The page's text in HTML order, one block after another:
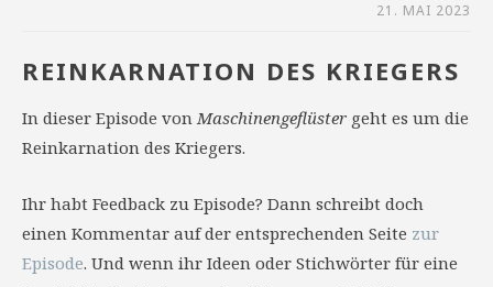
21. MAI 2023
REINKARNATION DES KRIEGERS
In dieser Episode vonMaschinengeflüster geht es um die
Reinkarnation des Kriegers.
Ihr habt Feedback zu Episode? Dann schreibt doch
einen Kommentar auf der entsprechenden Seite zur
Episode. Und wenn ihr Ideen oder Stichwörter für eine